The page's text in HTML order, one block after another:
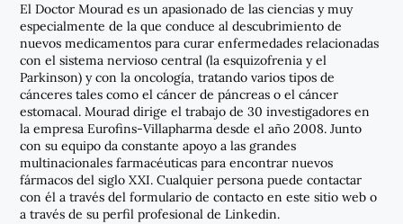
El Doctor Mourad es un apasionado de las ciencias y muy
especialmente de la que conduce al descubrimiento de
nuevos medicamentos para curar enfermedades relacionadas
con el sistema nervioso central (la esquizofrenia y el
Parkinson) y con la oncología, tratando varios tipos de
cánceres tales como el cáncer de páncreas o el cáncer
estomacal. Mourad dirige el trabajo de 30 investigadores en
la empresa Eurofins-Villapharma desde el año 2008. Junto
con su equipo da constante apoyo a las grandes
multinacionales farmacéuticas para encontrar nuevos
fármacos del siglo XXI. Cualquier persona puede contactar
con él a través del formulario de contacto en este sitio web o
a través de su perfil profesional de Linkedin.